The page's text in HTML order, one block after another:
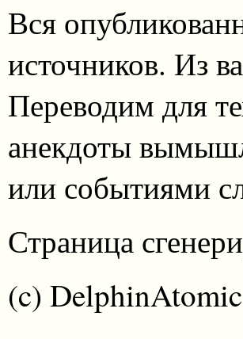
Вся
источников. Из
Переводим для
анекдоты
или событиями
Страница
(c)